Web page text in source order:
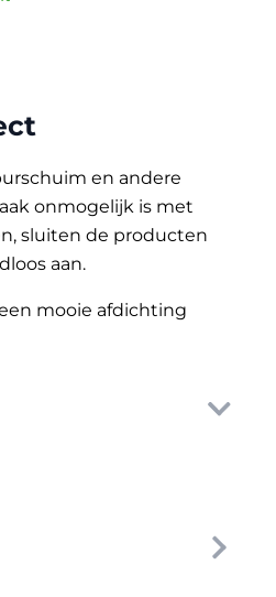
en andere
onmogelijk is met
sluiten de producten
aan.
mooie afdichting